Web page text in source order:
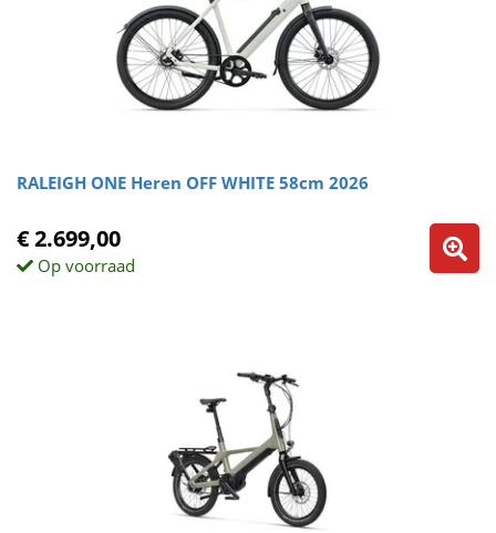
RALEIGH ONE Heren OFF WHITE 58cm 2026
€ 2.699,00
Op voorraad